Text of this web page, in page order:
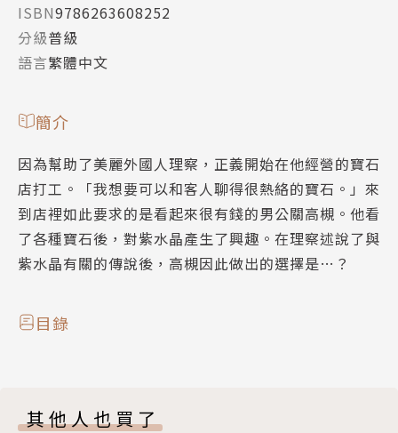
ISBN9786263608252
分級普級
語言繁體中文
簡介
因為幫助了美麗外國人理察，正義開始在他經營的寶石
店打工。「我想要可以和客人聊得很熱絡的寶石。」來
到店裡如此要求的是看起來很有錢的男公關高槻。他看
了各種寶石後，對紫水晶產生了興趣。在理察述說了與
紫水晶有關的傳說後，高槻因此做出的選擇是…？
目錄
其他人也買了